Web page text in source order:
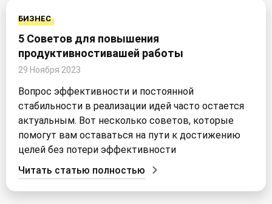
БИЗНЕС
5 Советов для повышения
продуктивностивашей работы
29 Ноября 2023
Вопрос эффективности и постоянной
стабильности в реализации идей часто остается
актуальным. Вот несколько советов, которые
помогут вам оставаться на пути к достижению
целей без потери эффективности
Читать статью полностью